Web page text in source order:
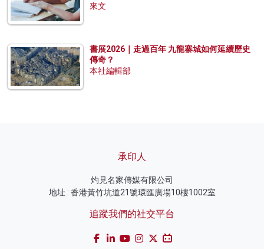
來文
書展2026｜走過百年 九龍寨城如何延續歷史
傳奇？
本社編輯部
承印人
灼見名家傳媒有限公司
地址 : 香港黃竹坑道21號環匯廣場10樓1002室
追蹤我們的社交平台